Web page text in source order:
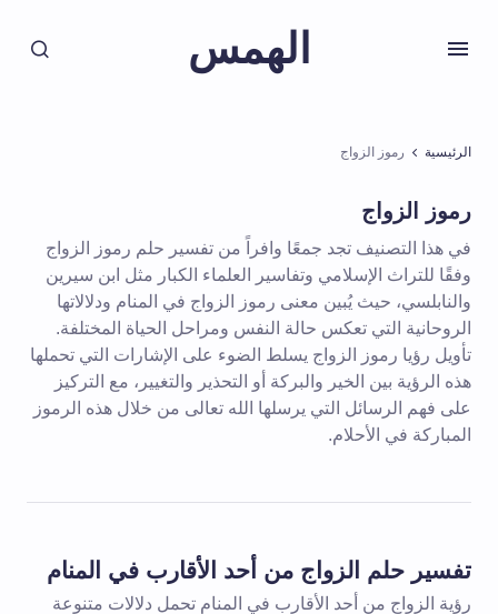
الهمس
الرئيسية رموز الزواج
رموز الزواج
في هذا التصنيف تجد جمعًا وافراً من تفسير حلم رموز الزواج
وفقًا للتراث الإسلامي وتفاسير العلماء الكبار مثل ابن سيرين
والنابلسي، حيث يُبين معنى رموز الزواج في المنام ودلالاتها
الروحانية التي تعكس حالة النفس ومراحل الحياة المختلفة.
تأويل رؤيا رموز الزواج يسلط الضوء على الإشارات التي تحملها
هذه الرؤية بين الخير والبركة أو التحذير والتغيير، مع التركيز
على فهم الرسائل التي يرسلها الله تعالى من خلال هذه الرموز
المباركة في الأحلام.
تفسير حلم الزواج من أحد الأقارب في المنام
رؤية الزواج من أحد الأقارب في المنام تحمل دلالات متنوعة